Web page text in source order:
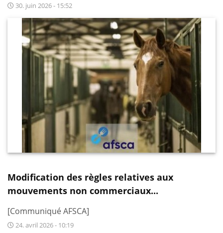
30. juin 2026 - 15:52
Modification des règles relatives aux
mouvements non commerciaux...
[Communiqué AFSCA]
24. avril 2026 - 10:19